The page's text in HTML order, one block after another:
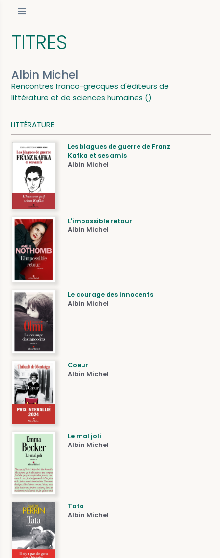
TITRES
Albin Michel
Rencontres franco-grecques d'éditeurs de
littérature et de sciences humaines ()
LITTÉRATURE
Les blagues de guerre de Franz
Kafka et ses amis
Albin Michel
L'impossible retour
Albin Michel
Le courage des innocents
Albin Michel
Coeur
Albin Michel
Le mal joli
Albin Michel
Tata
Albin Michel